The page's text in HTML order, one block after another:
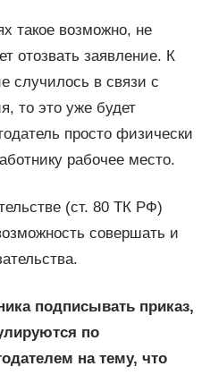
такое возможно, не
отозвать заявление. К
случилось в связи с
то это уже будет
просто физически
рабочее место.
(ст. 80 ТК РФ)
совершать и
подписывать приказ,
по
на тему, что